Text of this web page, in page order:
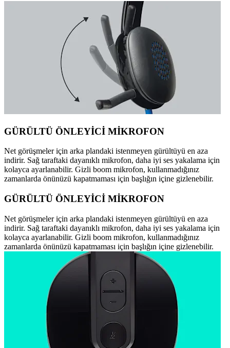
GÜRÜLTÜ ÖNLEYİCİ MİKROFON
Net görüşmeler için arka plandaki istenmeyen gürültüyü en aza
indirir. Sağ taraftaki dayanıklı mikrofon, daha iyi ses yakalama için
kolayca ayarlanabilir. Gizli boom mikrofon, kullanmadığınız
zamanlarda önünüzü kapatmaması için başlığın içine gizlenebilir.
GÜRÜLTÜ ÖNLEYİCİ MİKROFON
Net görüşmeler için arka plandaki istenmeyen gürültüyü en aza
indirir. Sağ taraftaki dayanıklı mikrofon, daha iyi ses yakalama için
kolayca ayarlanabilir. Gizli boom mikrofon, kullanmadığınız
zamanlarda önünüzü kapatmaması için başlığın içine gizlenebilir.